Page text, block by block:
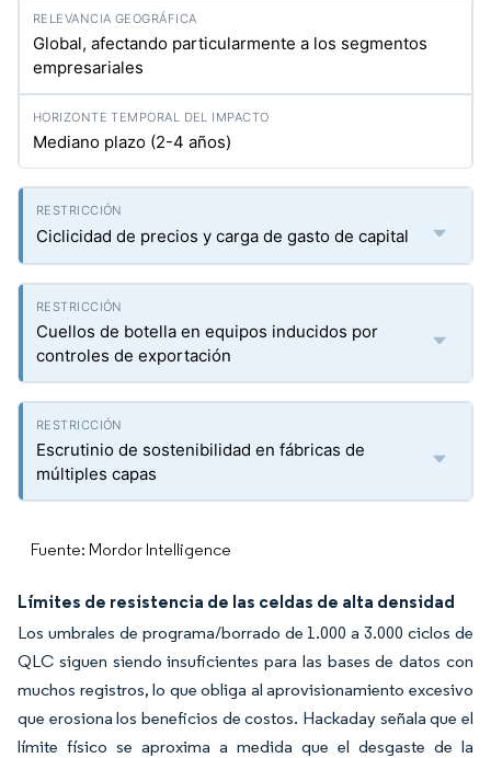
Global, afectando particularmente a los segmentos
empresariales
Mediano plazo (2-4 años)
Ciclicidad de precios y carga de gasto de capital
Cuellos de botella en equipos inducidos por
controles de exportación
Escrutinio de sostenibilidad en fábricas de
múltiples capas
Fuente: Mordor Intelligence
Límites de resistencia de las celdas de alta densidad
Los umbrales de programa/borrado de 1.000 a 3.000 ciclos de
QLC siguen siendo insuficientes para las bases de datos con
muchos registros, lo que obliga al aprovisionamiento excesivo
que erosiona los beneficios de costos. Hackaday señala que el
límite físico se aproxima a medida que el desgaste de la